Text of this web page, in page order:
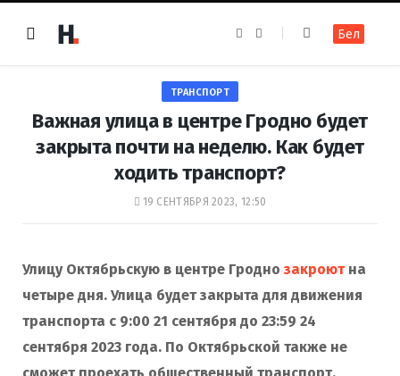
e
k
t
a
m
Бел
ТРАНСПОРТ
Важная улица в центре Гродно будет
закрыта почти на неделю. Как будет
ходить транспорт?
19 СЕНТЯБРЯ 2023, 12:50
Улицу Октябрьскую в центре Гроднозакроютна
четыре дня. Улица будет закрыта для движения
транспорта с 9:00 21 сентября до 23:59 24
сентября 2023 года. По Октябрьской также не